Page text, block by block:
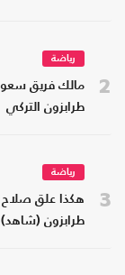
2
رياضة
مالك فريق
طرابزون التركي
3
رياضة
هكذا علق صلاح
طرابزون (شاهد)